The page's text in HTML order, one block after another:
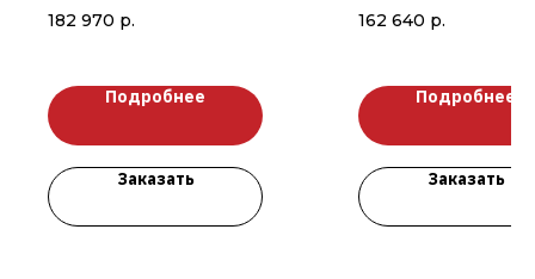
182 970 р.
Подробнее
Заказать
162 640 р.
Подробнее
Заказать